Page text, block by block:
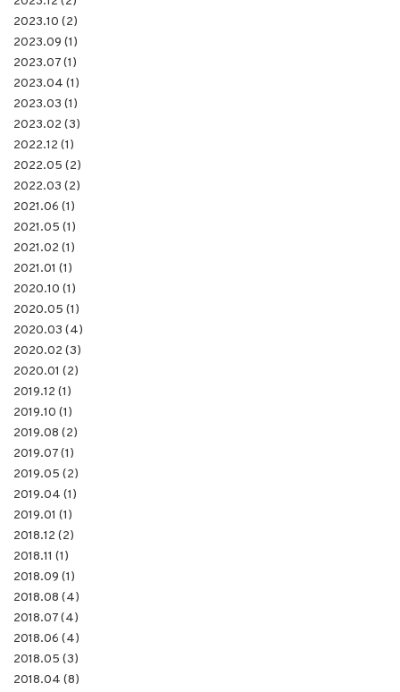
2023.10 (2)
2023.09 (1)
2023.07 (1)
2023.04 (1)
2023.03 (1)
2023.02 (3)
2022.12 (1)
2022.05 (2)
2022.03 (2)
2021.06 (1)
2021.05 (1)
2021.02 (1)
2021.01 (1)
2020.10 (1)
2020.05 (1)
2020.03 (4)
2020.02 (3)
2020.01 (2)
2019.12 (1)
2019.10 (1)
2019.08 (2)
2019.07 (1)
2019.05 (2)
2019.04 (1)
2019.01 (1)
2018.12 (2)
2018.11 (1)
2018.09 (1)
2018.08 (4)
2018.07 (4)
2018.06 (4)
2018.05 (3)
2018.04 (8)